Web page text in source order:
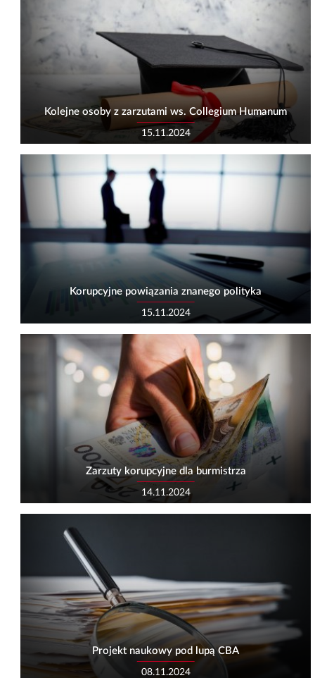
Kolejne osoby z zarzutami ws. Collegium Humanum
15.11.2024
Korupcyjne powiązania znanego polityka
15.11.2024
Zarzuty korupcyjne dla burmistrza
14.11.2024
Projekt naukowy pod lupą CBA
08.11.2024